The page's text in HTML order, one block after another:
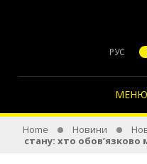
РУС
МЕНЮ
Home Новини
стану: хто обов’язково